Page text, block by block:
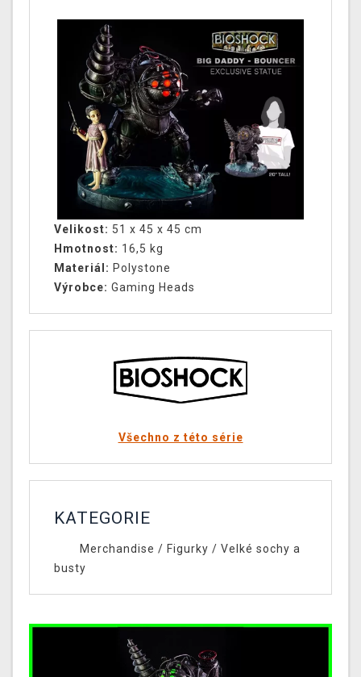
Velikost: 51 x 45 x 45 cm
Hmotnost: 16,5 kg
Materiál: Polystone
Výrobce: Gaming Heads
Všechno z této série
KATEGORIE
Merchandise / Figurky / Velké sochy a
busty